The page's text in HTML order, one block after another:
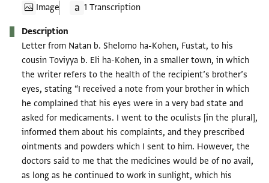
Image
1 Transcription
Description
Letter from Natan b. Shelomo ha-Kohen, Fustat, to his
cousin Toviyya b. Eli ha-Kohen, in a smaller town, in which
the writer refers to the health of the recipient’s brother’s
eyes, stating “I received a note from your brother in which
he complained that his eyes were in a very bad state and
asked for medicaments. I went to the oculists [in the plural],
informed them about his complaints, and they prescribed
ointments and powders which I sent to him. However, the
doctors said to me that the medicines would be of no avail,
as long as he continued to work in sunlight, which his